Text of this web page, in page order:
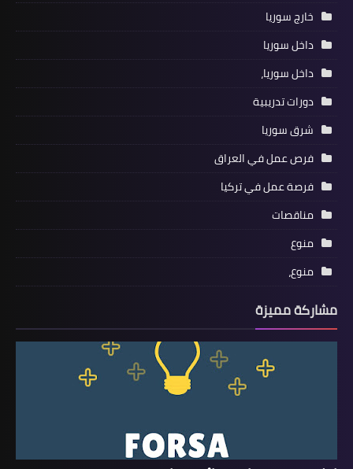
خارج سوريا
داخل سوريا
داخل سوريا،
دورات تدريبية
شرق سوريا
فرص عمل في العراق
فرصة عمل في تركيا
مناقصات
منوع
منوع،
مشاركة مميزة